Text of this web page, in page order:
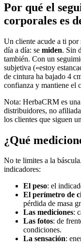
Por qué el
corporales es
Un cliente acude a ti por
día a día: se miden. Sin
también. Con un
subjetiva («estoy
de cintura ha bajado 4
confianza y mantiene el
Nota: HerbaCRM es
distribuidores, no
los clientes que siguen
¿Qué
No te limites a la
indicadores:
El peso: el
El perímetro de
pérdida de masa
Las mediciones:
Las fotos: de
condiciones.
La sensación: